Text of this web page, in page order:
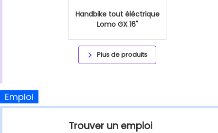
Handbike tout éléctrique
Lomo GX 16"
Plus de produits
Emploi
Trouver un emploi